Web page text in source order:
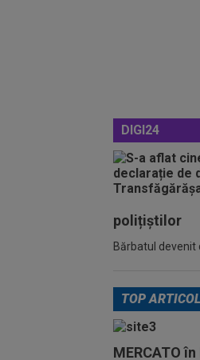
DIGI24
polițiștilor
Bărbatul devenit
TOP
MERCATO